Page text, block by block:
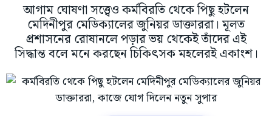
আগাম ঘোষণা সত্ত্বেও কর্মবিরতি থেকে পিছু হটলেন
মেদিনীপুর মেডিক্যালের জুনিয়র ডাক্তাররা। মূলত
প্রশাসনের রোষানলে পড়ার ভয় থেকেই তাঁদের এই
সিদ্ধান্ত বলে মনে করছেন চিকিৎসক মহলেরই একাংশ।